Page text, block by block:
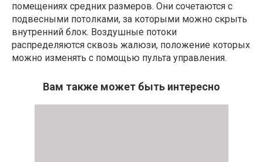
помещениях средних размеров. Они сочетаются с
подвесными потолками, за которыми можно скрыть
внутренний блок. Воздушные потоки
распределяются сквозь жалюзи, положение которых
можно изменять с помощью пульта управления.
Вам также может быть интересно